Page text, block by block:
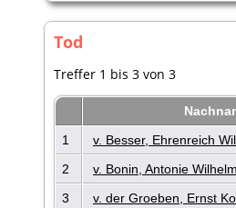
Tod
Treffer 1 bis 3 von 3
1
v. Besser, Ehrenreich
2
v. Bonin, Antonie
3
v. der Groeben, Ernst